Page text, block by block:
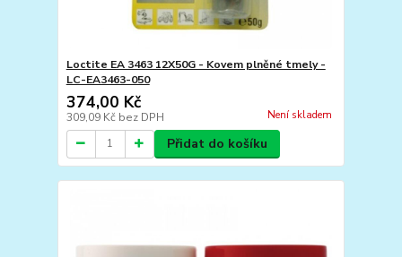
Loctite EA 3463 12X50G - Kovem plněné tmely -
LC-EA3463-050
374,00 Kč
309,09 Kč bez DPH Není skladem
Přidat do košíku